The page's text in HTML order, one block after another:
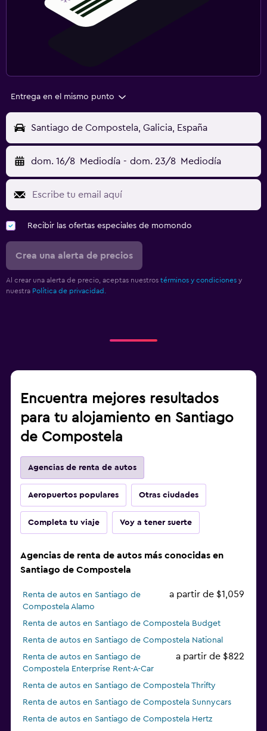
Entrega en el mismo punto
Santiago de Compostela, Galicia, España
dom. 16/8 Mediodía - dom. 23/8 Mediodía
Recibir las ofertas especiales de momondo
Crea una alerta de precios
Al crear una alerta de precio, aceptas nuestros términos y condiciones y
nuestra Política de privacidad.
Encuentra mejores resultados
para tu alojamiento en Santiago
de Compostela
Agencias de renta de autos
Aeropuertos populares Otras ciudades
Completa tu viaje Voy a tener suerte
Agencias de renta de autos más conocidas en
Santiago de Compostela
Renta de autos en Santiago de
Compostela Alamo
a partir de $1,059
Renta de autos en Santiago de Compostela Budget
Renta de autos en Santiago de Compostela National
Renta de autos en Santiago de
Compostela Enterprise Rent-A-Car
a partir de $822
Renta de autos en Santiago de Compostela Thrifty
Renta de autos en Santiago de Compostela Sunnycars
Renta de autos en Santiago de Compostela Hertz